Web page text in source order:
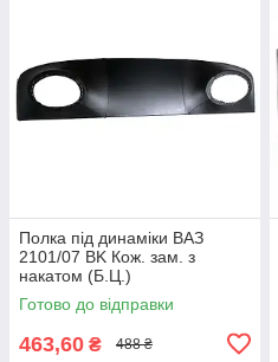
Полка під динаміки ВАЗ
2101/07 BK Кож. зам. з
накатом (Б.Ц.)
Готово до відправки
463,60 ₴ 488 ₴